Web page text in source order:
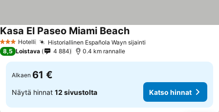
3 Tähtiluokitus
Hotelli Historiallinen Española Wayn sijainti
Kasa El Paseo Miami BeachKatso hinnat
8,5 Loistava 4 884 0.4 km rannalle
Alkaen 61 €
Näytä hinnat 12 sivustolta Katso hinnat